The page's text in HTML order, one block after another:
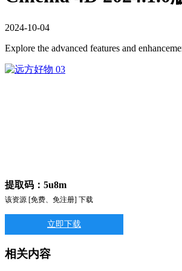
2024-10-04
Explore the advanced features and
提取码：5u8m
该资源 [免费、免注册] 下载
立即下载
相关内容